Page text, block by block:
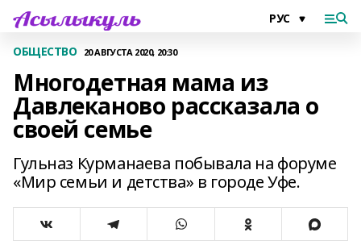
ОБЩЕСТВО 20 АВГУСТА 2020, 20:30
Многодетная мама из
Давлеканово рассказала о
своей семье
Гульназ Курманаева побывала на форуме
«Мир семьи и детства» в городе Уфе.